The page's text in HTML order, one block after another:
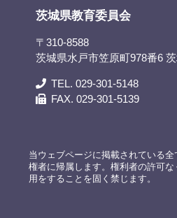
茨城県教育委員会
〒310-8588
茨城県水戸市笠原町978番6
TEL. 029-301-5148
FAX. 029-301-5139
当ウェブページに掲載されている
権者に帰属します。権利者の許可
用をすることを固く禁じます。